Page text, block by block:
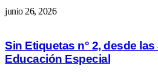
junio 26, 2026
Sin Etiquetas n° 2, desde
Educación Especial